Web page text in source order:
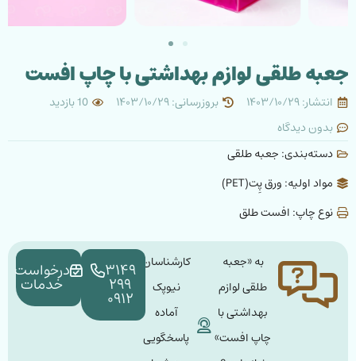
جعبه طلقی لوازم بهداشتی با چاپ افست
انتشار: ۱۴۰۳/۱۰/۲۹ بروزرسانی: ۱۴۰۳/۱۰/۲۹
10 بازدید
بدون دیدگاه
دسته‌بندی: جعبه طلقی
مواد اولیه: ورق پِت(PET)
نوع چاپ: افست طلق
به «جعبه
طلقی لوازم
بهداشتی با
چاپ افست»
کارشناسان
نیوپک
آماده
پاسخگویی
۳۱۴۹
۲۹۹
۰۹۱۲
درخواست
خدمات